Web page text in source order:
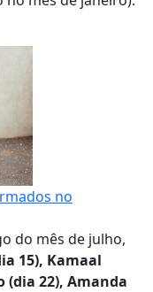
no
do mês de julho,
15), Kamaal
(dia 22), Amanda